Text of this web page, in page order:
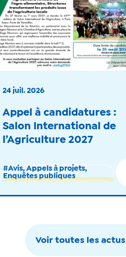
24 juil. 2026
Appel à candidatures :
Salon International de
l’Agriculture 2027
#Avis, Appels à projets,
Enquêtes publiques
Voir toutes les actus